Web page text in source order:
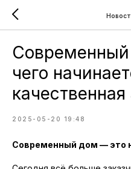
чего
2025-05-20 19:48
Современный дом — это